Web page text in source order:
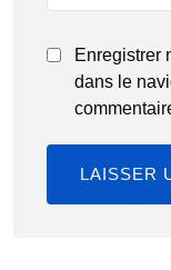
Enregistrer
dans le